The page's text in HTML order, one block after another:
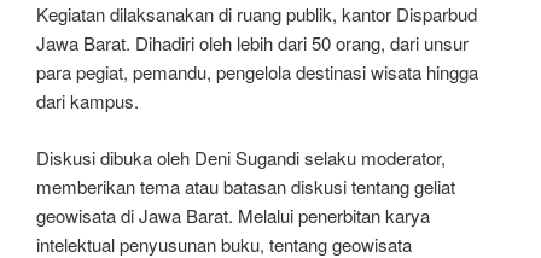
Kegiatan dilaksanakan di ruang publik, kantor Disparbud
Jawa Barat. Dihadiri oleh lebih dari 50 orang, dari unsur
para pegiat, pemandu, pengelola destinasi wisata hingga
dari kampus.
Diskusi dibuka oleh Deni Sugandi selaku moderator,
memberikan tema atau batasan diskusi tentang geliat
geowisata di Jawa Barat. Melalui penerbitan karya
intelektual penyusunan buku, tentang geowisata